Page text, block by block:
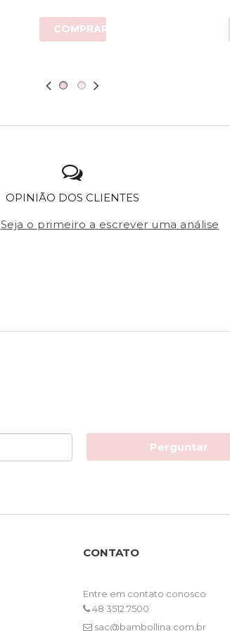
COMPRAR
OPINIÃO DOS CLIENTES
Seja o primeiro a escrever uma análise
Perguntar
CONTATO
Entre em contato conosco
48 3512.7500
sac@bambollina.com.br